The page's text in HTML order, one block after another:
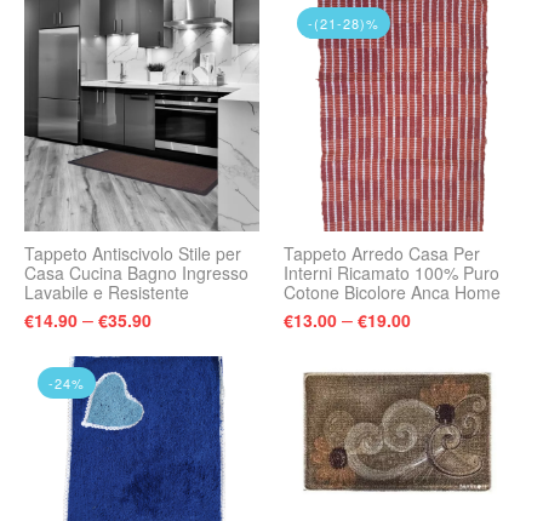
Tappeto Antiscivolo Stile per
Casa Cucina Bagno Ingresso
Lavabile e Resistente
€14.90 – €35.90
-(21-28)%
Tappeto Arredo Casa Per
Interni Ricamato 100% Puro
Cotone Bicolore Anca Home
€13.00 – €19.00
-24%